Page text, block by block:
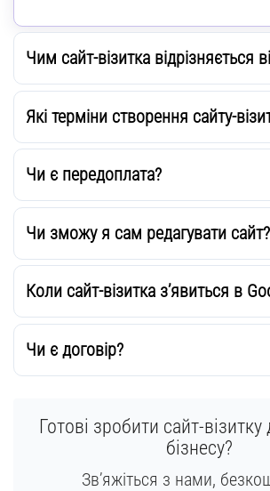
Чим сайт-візитка відрізняється
Які терміни створення сайту-
Чи є передоплата?
Чи зможу я сам редагувати сайт?
Коли сайт-візитка з’явиться в
Чи є договір?
Готові зробити сайт-
бізнесу?
Зв’яжіться з нами,